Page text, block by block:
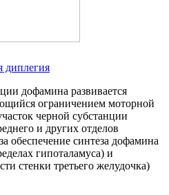
диплегия
дофамина развивается
ограничением моторной
черной субстанции
и других отделов
обеспечение синтеза дофамина
гипоталамуса) и
стенки третьего желудочка)